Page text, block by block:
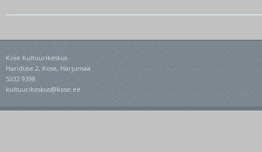
Kose Kultuurikeskus
Hariduse 2, Kose, Harjumaa
5332 9398
kultuurikeskus@kose.ee